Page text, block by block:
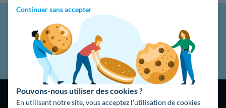
Continuer sans accepter
Pouvons-nous utiliser des cookies ?
En utilisant notre site, vous acceptez l’utilisation de cookies